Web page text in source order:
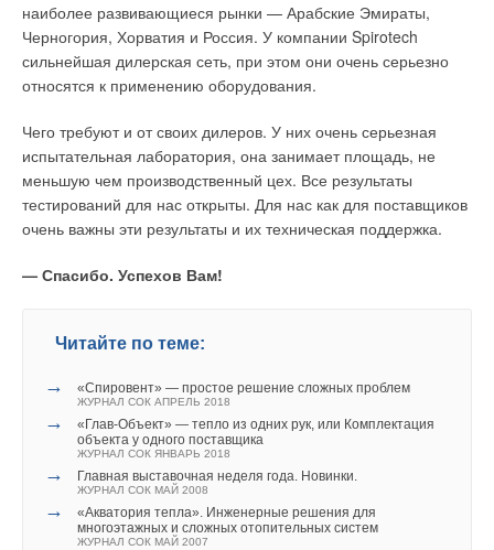
наиболее развивающиеся рынки — Арабские Эмираты,
Черногория, Хорватия и Россия. У компании Spirotech
сильнейшая дилерская сеть, при этом они очень серьезно
относятся к применению оборудования.
Чего требуют и от своих дилеров. У них очень серьезная
испытательная лаборатория, она занимает площадь, не
меньшую чем производственный цех. Все результаты
тестирований для нас открыты. Для нас как для поставщиков
очень важны эти результаты и их техническая поддержка.
— Спасибо. Успехов Вам!
Читайте по теме:
→ «Спировент» — простое решение сложных проблем
ЖУРНАЛ СОК АПРЕЛЬ 2018
→
«Глав-Объект» — тепло из одних рук, или Комплектация
объекта у одного поставщика
ЖУРНАЛ СОК ЯНВАРЬ 2018
→ Главная выставочная неделя года. Новинки.
ЖУРНАЛ СОК МАЙ 2008
→
«Акватория тепла». Инженерные решения для
многоэтажных и сложных отопительных систем
ЖУРНАЛ СОК МАЙ 2007